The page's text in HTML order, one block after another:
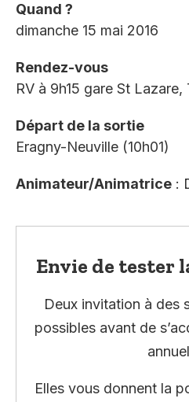
Quand ?
dimanche 15 mai 2016
Rendez-vous
RV à 9h15 gare St Lazare,
Départ de la sortie
Eragny-Neuville (10h01)
Animateur/Animatrice :
Envie de tester
Deux invitation à des
possibles avant de
Elles vous donnent la